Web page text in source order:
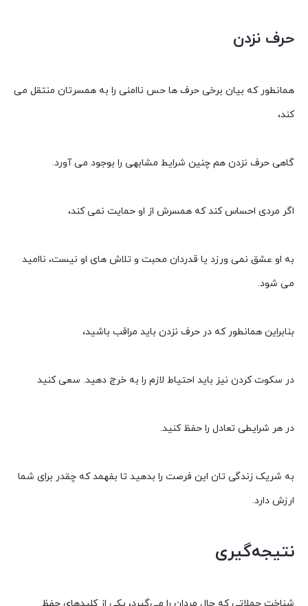
حرف نزدن
همانطور که بیان برخی حرف ها حس ناامنی را به همسرتان منتقل می
کند،
گاهی حرف نزدن هم چنین شرایط مشابهی را بوجود می آورد.
اگر مردی احساس کند که همسرش از او حمایت نمی کند،
به او عشق نمی ورزد یا قدردان محبت و تلاش های او نیست، ناامید
می شود.
بنابراین همانطور که در حرف نزدن باید مراقب باشید،
در سکوت کردن نیز باید احتیاط لازم را به خرج دهید. سعی کنید
در هر شرایطی تعادل را حفظ کنید.
به شریک زندگی تان این فرصت را بدهید تا بفهمد که چقدر برای شما
ارزش دارد.
نتیجه‌گیری